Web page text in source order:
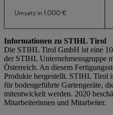
Umsatz in 1.000 €
Informationen zu STIHL Tirol
Die STIHL Tirol GmbH ist eine
der STIHL Unternehmensgruppe
Österreich. An diesem
Produkte hergestellt. STIHL Tirol
für bodengeführte Gartengeräte,
mitentwickelt werden. 2020
Mitarbeiterinnen und Mitarbeiter.